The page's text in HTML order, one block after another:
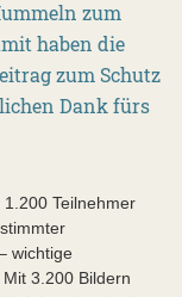
zum
haben die
zum Schutz
Dank fürs
Teilnehmer
wichtige
3.200 Bildern